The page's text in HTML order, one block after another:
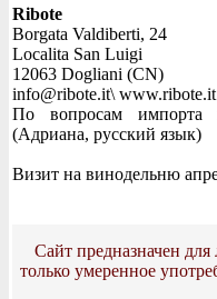
Ribote
Borgata Valdiberti, 24
Localita San Luigi
12063 Dogliani (CN)
info@ribote.it\ www.ribote.it
По вопросам импорта
(Адриана, русский язык)
Визит на винодельню
Сайт предназначен
только умеренное